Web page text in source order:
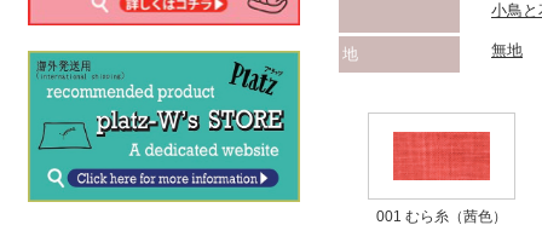
小鳥と
地 無地
001 むら糸（茜色）